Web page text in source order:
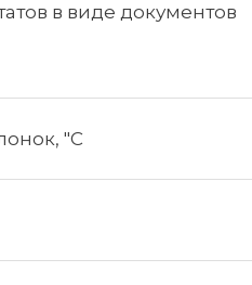
в виде документов
"С